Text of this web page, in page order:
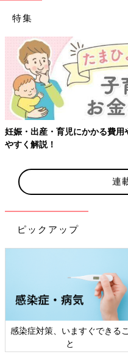
特集
【ワクチン接種できるものも
連
ピックアップ
日本外来小児科学会リーフレッ
ト検討会